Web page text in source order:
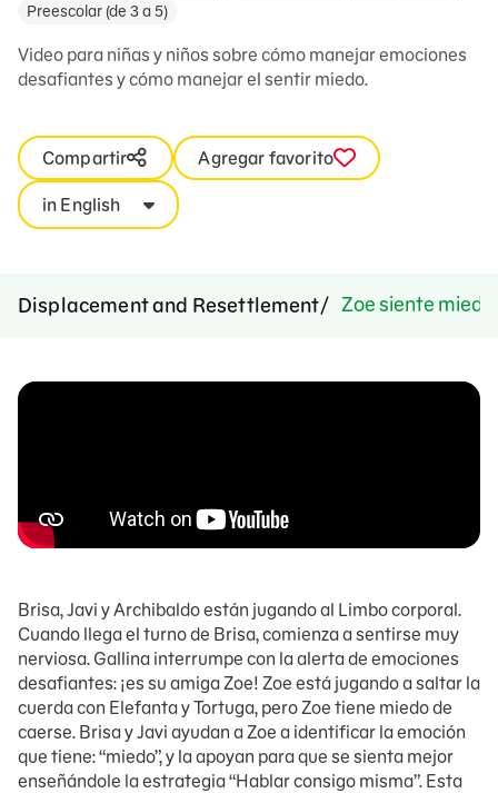
Preescolar (de 3 a 5)
Video para niñas y niños sobre cómo manejar emociones
desafiantes y cómo manejar el sentir miedo.
Compartir Agregar favorito
in English
Displacement and Resettlement Zoe siente miedo
Brisa, Javi y Archibaldo están jugando al Limbo corporal.
Cuando llega el turno de Brisa, comienza a sentirse muy
nerviosa. Gallina interrumpe con la alerta de emociones
desafiantes: ¡es su amiga Zoe! Zoe está jugando a saltar la
cuerda con Elefanta y Tortuga, pero Zoe tiene miedo de
caerse. Brisa y Javi ayudan a Zoe a identificar la emoción
que tiene: “miedo”, y la apoyan para que se sienta mejor
enseñándole la estrategia “Hablar consigo misma”. Esta